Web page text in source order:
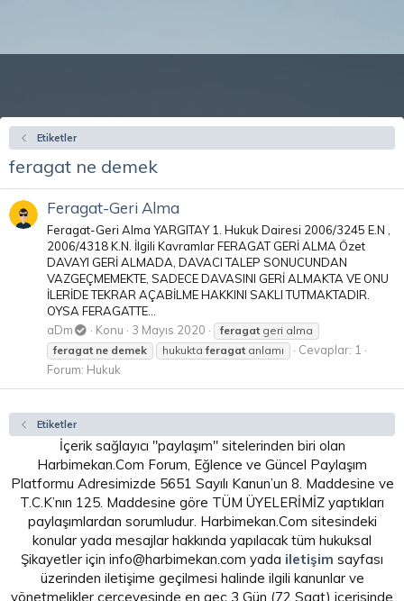
Etiketler
feragat ne demek
Feragat-Geri Alma
Feragat-Geri Alma YARGITAY 1. Hukuk Dairesi 2006/3245 E.N ,
2006/4318 K.N. İlgili Kavramlar FERAGAT GERİ ALMA Özet
DAVAYI GERİ ALMADA, DAVACI TALEP SONUCUNDAN
VAZGEÇMEMEKTE, SADECE DAVASINI GERİ ALMAKTA VE ONU
İLERİDE TEKRAR AÇABİLME HAKKINI SAKLI TUTMAKTADIR.
OYSA FERAGATTE...
aDm
Konu 3 Mayıs 2020 feragat geri alma
feragat ne demek hukuktaferagat anlamı
Cevaplar: 1
Forum: Hukuk
Etiketler
İçerik sağlayıcı "paylaşım" sitelerinden biri olan
Harbimekan.Com Forum, Eğlence ve Güncel Paylaşım
Platformu Adresimizde 5651 Sayılı Kanun’un 8. Maddesine ve
T.C.K’nın 125. Maddesine göre TÜM ÜYELERİMİZ yaptıkları
paylaşımlardan sorumludur. Harbimekan.Com sitesindeki
konular yada mesajlar hakkında yapılacak tüm hukuksal
Şikayetler için info@harbimekan.com yada iletişim sayfası
üzerinden iletişime geçilmesi halinde ilgili kanunlar ve
yönetmelikler çerçevesinde en geç 3 Gün (72 Saat) içerisinde